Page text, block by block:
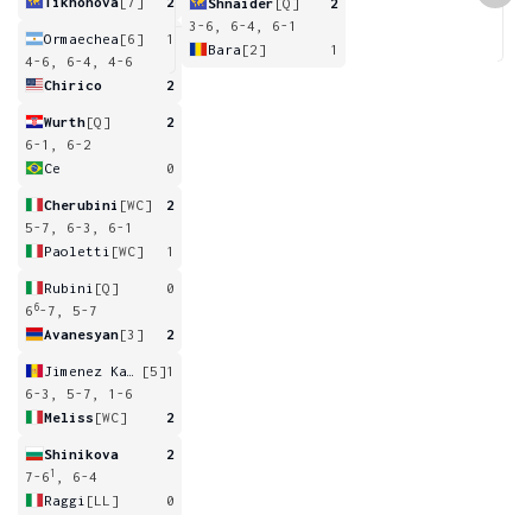
Ormaechea [6]
1
4-6, 6-4, 4-6
Chirico
2
Wurth[Q]
2
6-1, 6-2
Ce
0
Cherubini [WC]
2
5-7, 6-3, 6-1
Paoletti [WC] 1
Rubini [Q]
0
6 6-7, 5-7
Avanesyan[3] 2
[5]1
6-3, 5-7, 1-6
Meliss [WC] 2
Shinikova
2
7-6 1
, 6-4
Raggi [LL] 0
Shnaider [Q]
2
3-6, 6-4, 6-1
Bara [2] 1